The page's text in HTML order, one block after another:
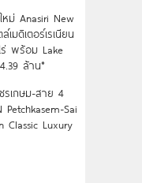
ม่ Anasiri New
เมดิเตอร์เรเนียน
พร้อม Lake
ล้าน*
รเกษม-สาย 4
Petchkasem-Sai
Classic Luxury